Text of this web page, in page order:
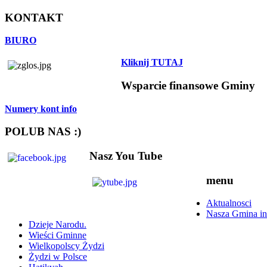
KONTAKT
BIURO
Kliknij TUTAJ
Wsparcie finansowe Gminy
Numery kont info
POLUB NAS :)
Nasz You Tube
menu
Aktualnosci
Nasza Gmina
Dzieje Narodu.
Wieści Gminne
Wielkopolscy Żydzi
Żydzi w Polsce